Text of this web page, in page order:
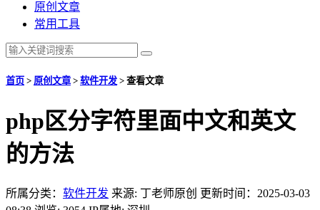
原创文章
常用工具
首页 > 原创文章> 软件开发 > 查看文章
php区分字符里面中文和英文
的方法
所属分类： 软件开发 来源: 丁老师原创 更新时间：2025-03-03